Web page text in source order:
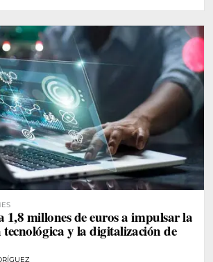
millones de euros a impulsar la
y la digitalización de